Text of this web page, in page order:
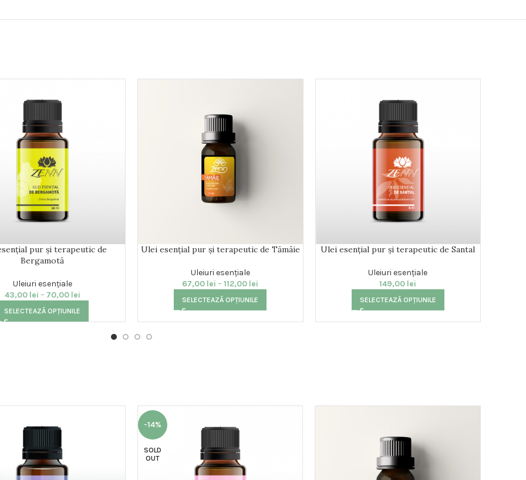
pur și terapeutic de
Bergamotă
Uleiuri esențiale
43,00 lei – 70,00 lei
SELECTEAZĂ OPȚIUNILE
Ulei esențial pur și terapeutic de Tămâie
Uleiuri esențiale
67,00 lei – 112,00 lei
SELECTEAZĂ OPȚIUNILE
Ulei esențial pur și terapeutic de Santal
Uleiuri esențiale
149,00 lei
SELECTEAZĂ OPȚIUNILE
-14%
SOLD
OUT